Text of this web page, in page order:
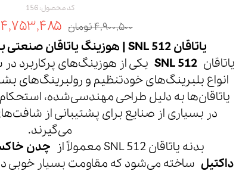
کد محصول: 156
۴,۹۰۰,۵۰۰ تومان ۴,۷۵۳,۴۸۵ تومان
یاتاقان SNL 512 | هوزینگ یاتاقان صنعتی با نصب آسان و دوام بالا
یاتاقانSNL 512
انواع بلبرینگ‌های خودتنظیم و رولبرینگ‌های
یاتاقان‌ها به دلیل طراحی مهندسی‌شده، استحکام
در بسیاری از صنایع برای پشتیبانی از
می‌گیرند.
بدنه یاتاقان SNL 512 معمولاً از
چدن
داکتیل ساخته می‌شود که مقاومت بسیار خوبی